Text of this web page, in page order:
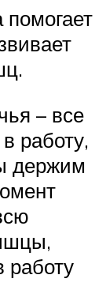
– все
работу,
держим
работу